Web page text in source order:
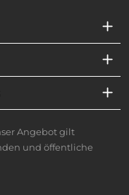
Angebot gilt
und öffentliche